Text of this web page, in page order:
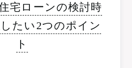
宅ローンの検討時
たい2つのポイン
ト